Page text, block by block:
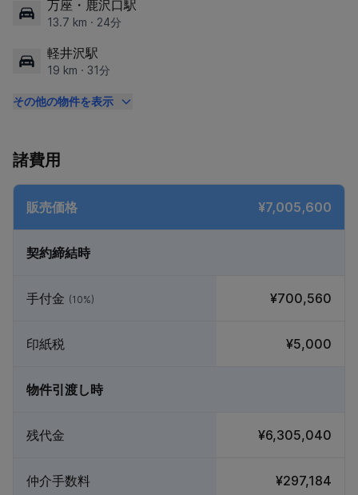
万座・鹿沢口駅
13.7 km · 24分
軽井沢駅
19 km · 31分
その他の物件を表示
諸費用
販売価格 ¥7,005,600
契約締結時
手付金 (10%) ¥700,560
印紙税 ¥5,000
物件引渡し時
残代金 ¥6,305,040
仲介手数料 ¥297,184